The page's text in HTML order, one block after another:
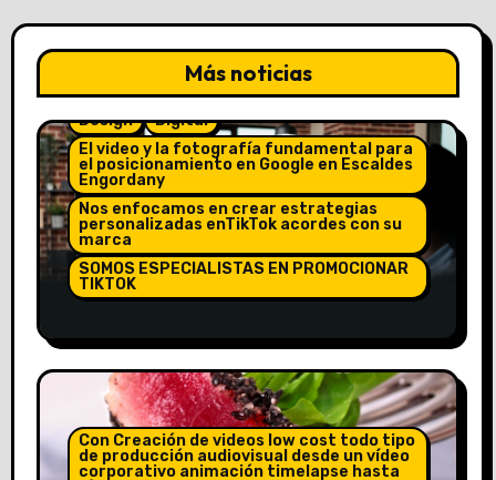
Más noticias
Con Creación de videos low cost todo tipo
de producción audiovisual desde un vídeo
corporativo animación timelapse hasta
vídeo anuncios shorts y Reels
Design
Digital
El video y la fotografía fundamental para
el posicionamiento en Google en Escaldes
Engordany
Nos enfocamos en crear estrategias
personalizadas enTikTok acordes con su
marca
SOMOS ESPECIALISTAS EN PROMOCIONAR
TIKTOK
es CapCut. Creado por la misma
empresa matriz (ByteDance), es la
herramienta definitiva para
creadores de contenido
Con Creación de videos low cost todo tipo
de producción audiovisual desde un vídeo
corporativo animación timelapse hasta
Con Creación de videos low cost todo tipo
de producción audiovisual desde un vídeo
corporativo animación timelapse hasta
vídeo anuncios shorts y Reels
Especialistas en vídeos de animación para
promocionar empresa productos y